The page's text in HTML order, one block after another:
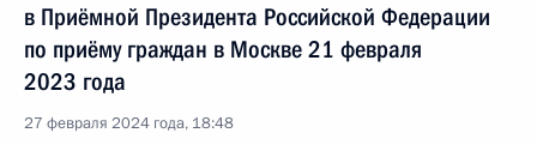
в Приёмной Президента Российской Федерации
по приёму граждан в Москве 21 февраля
2023 года
27 февраля 2024 года, 18:48